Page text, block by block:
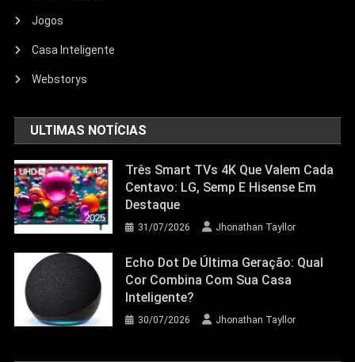
Echo Dot: Guia Completo Para
Escolher O Smart Speaker Ideal Na
Nova Oferta Da Amazon
Jogos
Casa Inteligente
Webstorys
ULTIMAS NOTÍCIAS
Três Smart TVs 4K Que Valem Cada
Centavo: LG, Semp E Hisense Em
Destaque
31/07/2026 Jhonathan Tayllor
Echo Dot De Última Geração: Qual
Cor Combina Com Sua Casa
Inteligente?
30/07/2026 Jhonathan Tayllor